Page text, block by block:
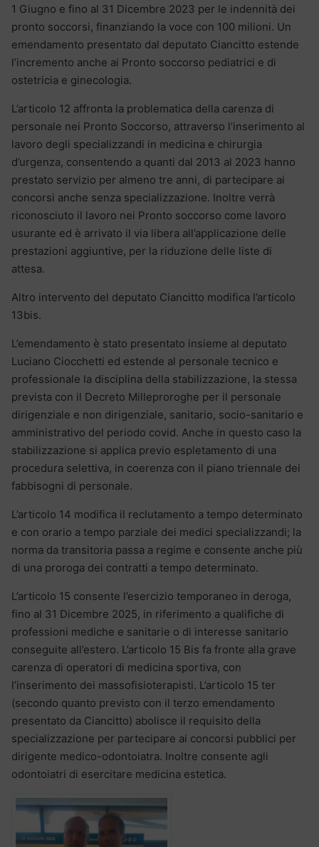
1 Giugno e fino al 31 Dicembre 2023 per le indennità dei
pronto soccorsi, finanziando la voce con 100 milioni. Un
emendamento presentato dal deputato Ciancitto estende
l’incremento anche ai Pronto soccorso pediatrici e di
ostetricia e ginecologia.
L’articolo 12 affronta la problematica della carenza di
personale nei Pronto Soccorso, attraverso l’inserimento al
lavoro degli specializzandi in medicina e chirurgia
d’urgenza, consentendo a quanti dal 2013 al 2023 hanno
prestato servizio per almeno tre anni, di partecipare ai
concorsi anche senza specializzazione. Inoltre verrà
riconosciuto il lavoro nei Pronto soccorso come lavoro
usurante ed è arrivato il via libera all’applicazione delle
prestazioni aggiuntive, per la riduzione delle liste di
attesa.
Altro intervento del deputato Ciancitto modifica l’articolo
13bis.
L’emendamento è stato presentato insieme al deputato
Luciano Ciocchetti ed estende al personale tecnico e
professionale la disciplina della stabilizzazione, la stessa
prevista con il Decreto Milleproroghe per il personale
dirigenziale e non dirigenziale, sanitario, socio-sanitario e
amministrativo del periodo covid. Anche in questo caso la
stabilizzazione si applica previo espletamento di una
procedura selettiva, in coerenza con il piano triennale dei
fabbisogni di personale.
L’articolo 14 modifica il reclutamento a tempo determinato
e con orario a tempo parziale dei medici specializzandi; la
norma da transitoria passa a regime e consente anche più
di una proroga dei contratti a tempo determinato.
L’articolo 15 consente l’esercizio temporaneo in deroga,
fino al 31 Dicembre 2025, in riferimento a qualifiche di
professioni mediche e sanitarie o di interesse sanitario
conseguite all’estero. L’articolo 15 Bis fa fronte alla grave
carenza di operatori di medicina sportiva, con
l’inserimento dei massofisioterapisti. L’articolo 15 ter
(secondo quanto previsto con il terzo emendamento
presentato da Ciancitto) abolisce il requisito della
specializzazione per partecipare ai concorsi pubblici per
dirigente medico-odontoiatra. Inoltre consente agli
odontoiatri di esercitare medicina estetica.